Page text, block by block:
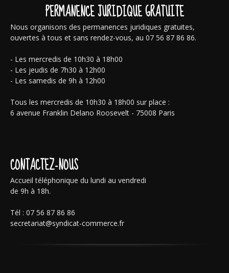
PERMANENCE JURIDIQUE GRATUITE
Nous organisons des permanences juridiques gratuites,
ouvertes à tous et sans rendez-vous, au 07 56 87 86 86.
- Les mercredis de 10h30 à 18h00
- Les jeudis de 7h30 à 12h00
- Les samedis de 9h à 12h00
Tous les mercredis de 10h30 à 18h00 sur place :
6 avenue Franklin Delano Roosevelt - 75008 Paris
CONTACTEZ-NOUS
Accueil téléphonique du lundi au vendredi
de 9h à 18h.
Tél : 07 56 87 86 86
secretariat@syndicat-commerce.fr